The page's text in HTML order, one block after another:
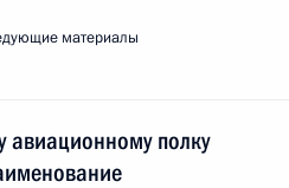
материалы
авиационному полку